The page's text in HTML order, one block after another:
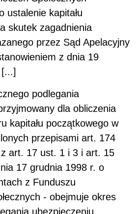
ustalenie kapitału
skutek zagadnienia
przez Sąd Apelacyjny
z dnia 19
podlegania
dla obliczenia
kapitału początkowego w
przepisami art. 174
art. 17 ust. 1 i 3 i art. 15
17 grudnia 1998 r. o
z Funduszu
- obejmuje okres
ubezpieczeniu